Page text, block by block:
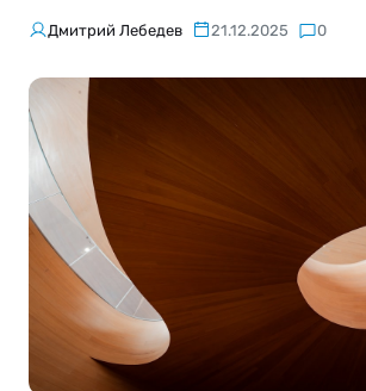
Дмитрий Лебедев 21.12.2025 0